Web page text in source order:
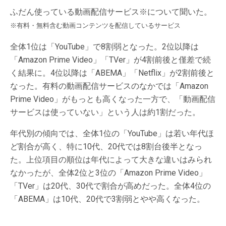
ふだん使っている動画配信サービス※について聞いた。
※有料・無料含む動画コンテンツを配信しているサービス
全体1位は「YouTube」で8割弱となった。2位以降は
「Amazon Prime Video」「TVer」が4割前後と僅差で続
く結果に。4位以降は「ABEMA」「Netflix」が2割前後と
なった。有料の動画配信サービスのなかでは「Amazon
Prime Video」がもっとも高くなった一方で、「動画配信
サービスは使っていない」という人は約1割だった。
年代別の傾向では、全体1位の「YouTube」は若い年代ほ
ど割合が高く、特に10代、20代では8割台後半となっ
た。上位項目の順位は年代によって大きな違いはみられ
なかったが、全体2位と3位の「Amazon Prime Video」
「TVer」は20代、30代で割合が高めだった。全体4位の
「ABEMA」は10代、20代で3割弱とやや高くなった。